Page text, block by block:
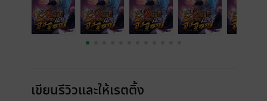
เขียนรีวิวและให้เรตติ้ง